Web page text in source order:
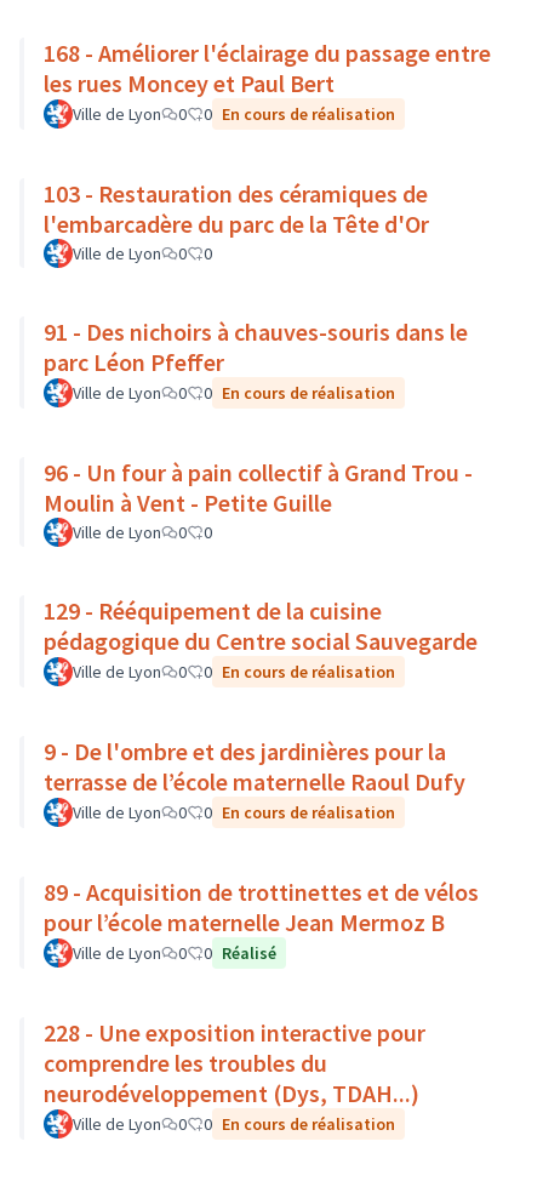
168 - Améliorer l'éclairage du passage entre
les rues Moncey et Paul Bert
Ville de Lyon 0 0 En cours de réalisation
103 - Restauration des céramiques de
l'embarcadère du parc de la Tête d'Or
Ville de Lyon 0 0
91 - Des nichoirs à chauves-souris dans le
parc Léon Pfeffer
Ville de Lyon 0 0 En cours de réalisation
96 - Un four à pain collectif à Grand Trou -
Moulin à Vent - Petite Guille
Ville de Lyon 0 0
129 - Rééquipement de la cuisine
pédagogique du Centre social Sauvegarde
Ville de Lyon 0 0 En cours de réalisation
9 - De l'ombre et des jardinières pour la
terrasse de l’école maternelle Raoul Dufy
Ville de Lyon 0 0 En cours de réalisation
89 - Acquisition de trottinettes et de vélos
pour l’école maternelle Jean Mermoz B
Ville de Lyon 0 0 Réalisé
228 - Une exposition interactive pour
comprendre les troubles du
neurodéveloppement (Dys, TDAH...)
Ville de Lyon 0 0 En cours de réalisation